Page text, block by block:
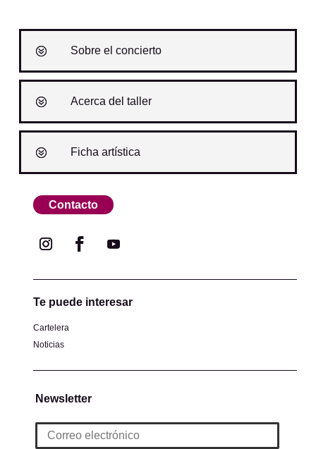
Sobre el concierto
Acerca del taller
Ficha artística
Contacto
Te puede interesar
Cartelera
Noticias
Newsletter